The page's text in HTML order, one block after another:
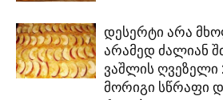
დესერტი არა
არამედ ძალიან
ვაშლის ღვეზელი
მორიგი სწრაფი